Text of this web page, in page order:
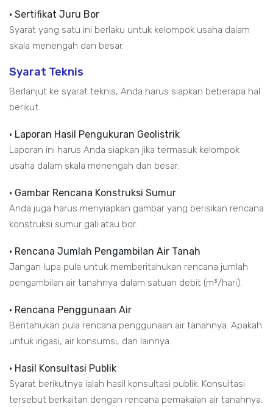
• Sertifikat Juru Bor
Syarat yang satu ini berlaku untuk kelompok usaha dalam
skala menengah dan besar.
Syarat Teknis
Berlanjut ke syarat teknis, Anda harus siapkan beberapa hal
berikut.
• Laporan Hasil Pengukuran Geolistrik
Laporan ini harus Anda siapkan jika termasuk kelompok
usaha dalam skala menengah dan besar.
• Gambar Rencana Konstruksi Sumur
Anda juga harus menyiapkan gambar yang berisikan rencana
konstruksi sumur gali atau bor.
• Rencana Jumlah Pengambilan Air Tanah
Jangan lupa pula untuk memberitahukan rencana jumlah
pengambilan air tanahnya dalam satuan debit (m³/hari).
• Rencana Penggunaan Air
Beritahukan pula rencana penggunaan air tanahnya. Apakah
untuk irigasi, air konsumsi, dan lainnya.
• Hasil Konsultasi Publik
Syarat berikutnya ialah hasil konsultasi publik. Konsultasi
tersebut berkaitan dengan rencana pemakaian air tanahnya.